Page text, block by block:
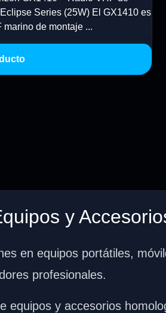
Series (25W) El GX1410 es
marino de montaje ...
y
en equipos portátiles,
profesionales.
equipos y accesorios